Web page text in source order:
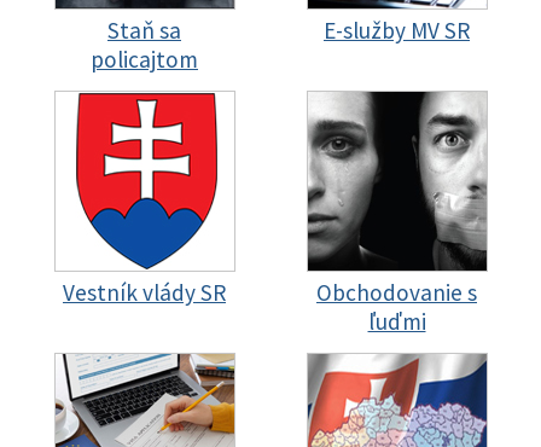
Staň sa
policajtom
E-služby MV SR
Vestník vlády SR
Obchodovanie s
ľuďmi